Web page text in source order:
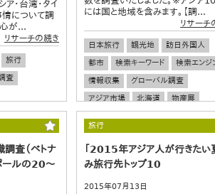
ア・台湾・タイ
について調
が...
リサーチの続き
旅行
査
には国と地域を含みます。【調...
リサーチ
日本旅行 観光地
訪日外国人
都市
検索キーワード
検索エンジ
情報収集
グローバル調査
アジア市場
北海道 物産展
査（ベトナ
ールの20～
旅行
「2015年アジア人が行きたい
み旅行先トップ10
2015年07月13日